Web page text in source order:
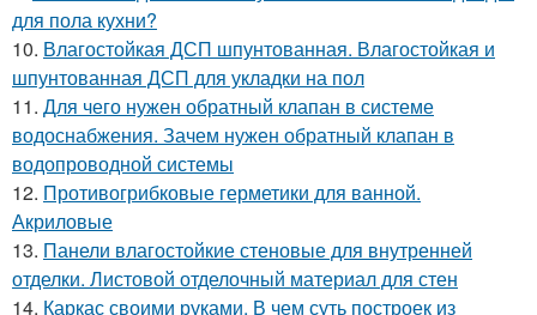
для пола кухни?
10. Влагостойкая ДСП шпунтованная. Влагостойкая и
шпунтованная ДСП для укладки на пол
11. Для чего нужен обратный клапан в системе
водоснабжения. Зачем нужен обратный клапан в
водопроводной системы
12. Противогрибковые герметики для ванной.
Акриловые
13. Панели влагостойкие стеновые для внутренней
отделки. Листовой отделочный материал для стен
14. Каркас своими руками. В чем суть построек из